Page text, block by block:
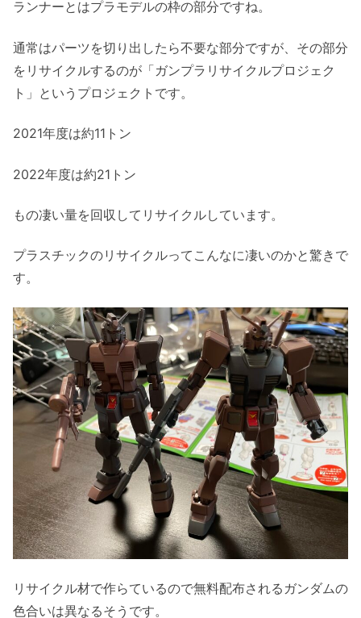
ランナーとはプラモデルの枠の部分ですね。
通常はパーツを切り出したら不要な部分ですが、その部分
をリサイクルするのが「ガンプラリサイクルプロジェク
ト」というプロジェクトです。
2021年度は約11トン
2022年度は約21トン
もの凄い量を回収してリサイクルしています。
プラスチックのリサイクルってこんなに凄いのかと驚きで
す。
リサイクル材で作らているので無料配布されるガンダムの
色合いは異なるそうです。